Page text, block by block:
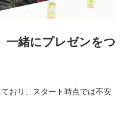
一緒にプレゼンをつ
おり、スタート時点では不安